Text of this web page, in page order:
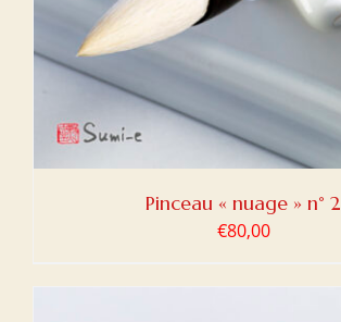
Pinceau « nuage » n° 2
€80,00